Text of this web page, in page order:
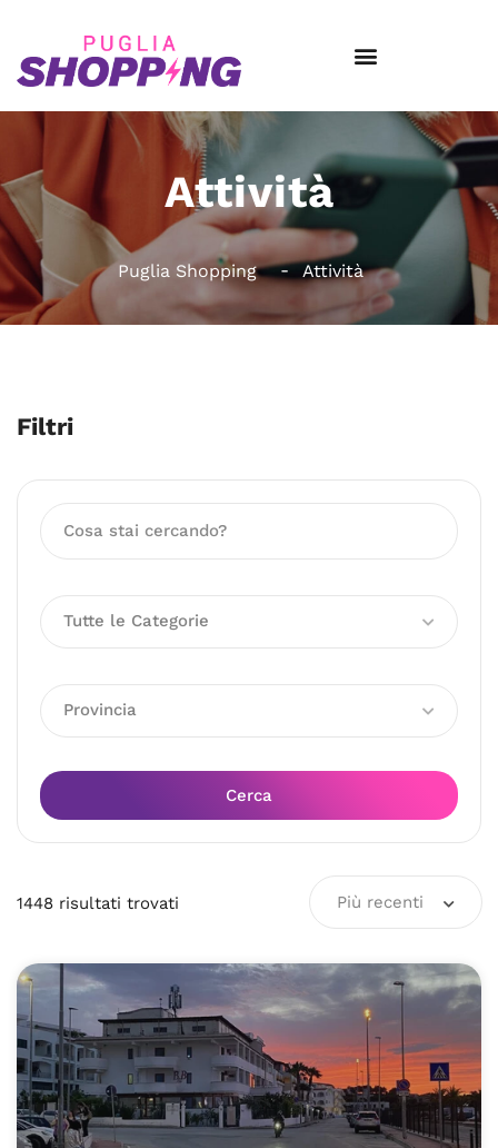
Attività
Puglia Shopping Attività
Filtri
Tutte le Categorie
Provincia
Cerca
1448 risultati trovati Più recenti